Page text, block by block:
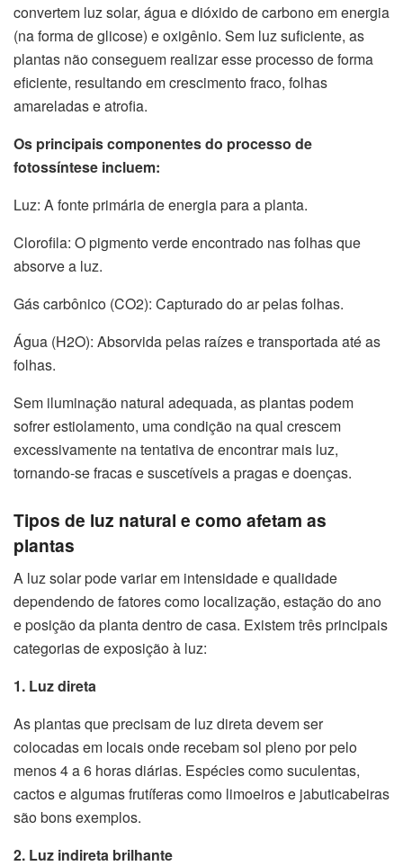
convertem luz solar, água e dióxido de carbono em energia
(na forma de glicose) e oxigênio. Sem luz suficiente, as
plantas não conseguem realizar esse processo de forma
eficiente, resultando em crescimento fraco, folhas
amareladas e atrofia.
Os principais componentes do processo de
fotossíntese incluem:
Luz: A fonte primária de energia para a planta.
Clorofila: O pigmento verde encontrado nas folhas que
absorve a luz.
Gás carbônico (CO2): Capturado do ar pelas folhas.
Água (H2O): Absorvida pelas raízes e transportada até as
folhas.
Sem iluminação natural adequada, as plantas podem
sofrer estiolamento, uma condição na qual crescem
excessivamente na tentativa de encontrar mais luz,
tornando-se fracas e suscetíveis a pragas e doenças.
Tipos de luz natural e como afetam as
plantas
A luz solar pode variar em intensidade e qualidade
dependendo de fatores como localização, estação do ano
e posição da planta dentro de casa. Existem três principais
categorias de exposição à luz:
1. Luz direta
As plantas que precisam de luz direta devem ser
colocadas em locais onde recebam sol pleno por pelo
menos 4 a 6 horas diárias. Espécies como suculentas,
cactos e algumas frutíferas como limoeiros e jabuticabeiras
são bons exemplos.
2. Luz indireta brilhante